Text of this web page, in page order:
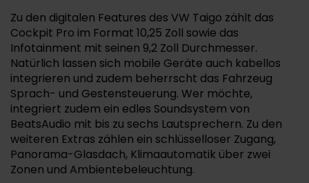
Zu den digitalen Features des VW Taigo zählt das
Cockpit Pro im Format 10,25 Zoll sowie das
Infotainment mit seinen 9,2 Zoll Durchmesser.
Natürlich lassen sich mobile Geräte auch kabellos
integrieren und zudem beherrscht das Fahrzeug
Sprach- und Gestensteuerung. Wer möchte,
integriert zudem ein edles Soundsystem von
BeatsAudio mit bis zu sechs Lautsprechern. Zu den
weiteren Extras zählen ein schlüsselloser Zugang,
Panorama-Glasdach, Klimaautomatik über zwei
Zonen und Ambientebeleuchtung.